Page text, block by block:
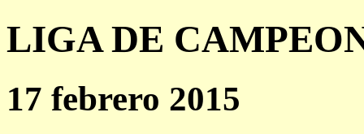
LIGA DE
17 febrero 2015